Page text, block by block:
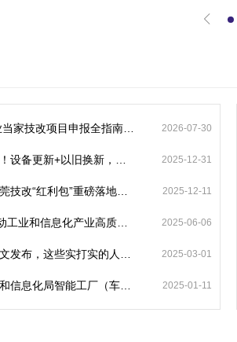
2026-07-30
2025-12-31
2025-12-11
2025-06-06
2025-03-01
2025-01-11